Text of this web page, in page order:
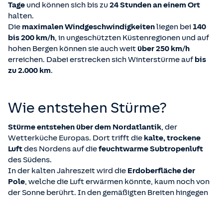
Tage und können sich bis zu 24 Stunden an einem Ort
halten.
Die maximalen Windgeschwindigkeitenliegen bei 140
bis 200 km/h, in ungeschützten Küstenregionen und auf
hohen Bergen können sie auch weitüber 250 km/h
erreichen. Dabei erstrecken sich Winterstürme auf bis
zu 2.000 km.
Wie entstehen Stürme?
Stürme entstehen über dem Nordatlantik, der
Wetterküche Europas. Dort trifft die kalte, trockene
Luftdes Nordens auf diefeuchtwarme Subtropenluft
des Südens.
In der kalten Jahreszeit wird die Erdoberfläche der
Pole, welche die Luft erwärmen könnte, kaum noch von
der Sonne berührt. In den gemäßigten Breiten hingegen